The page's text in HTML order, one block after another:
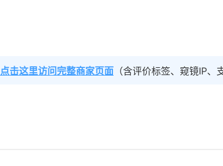
点击这里访问完整商家页面 （含评价标签、窥镜IP、